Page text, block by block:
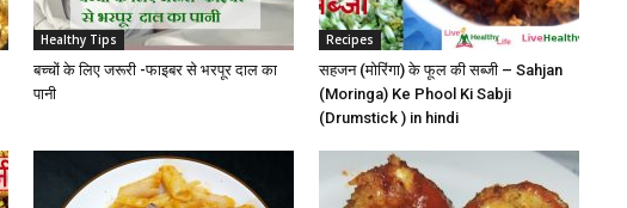
Healthy Tips
बच्‍चों के लिए जरूरी -फाइबर से भरपूर दाल का
पानी
Recipes
सहजन (मोरिंगा) के फूल की सब्जी – Sahjan
(Moringa) Ke Phool Ki Sabji
(Drumstick ) in hindi